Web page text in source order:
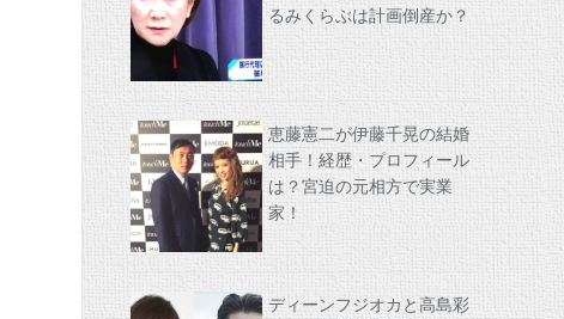
るみくらぶは計画倒産か？
恵藤憲二が伊藤千晃の結婚
相手！経歴・プロフィール
は？宮迫の元相方で実業
家！
ディーンフジオカと高島彩